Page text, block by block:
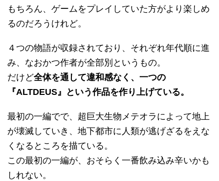
もちろん、ゲームをプレイしていた方がより楽しめ
るのだろうけれど。
４つの物語が収録されており、それぞれ年代順に進
み、なおかつ作者が全部別というもの。
だけど全体を通して違和感なく、一つの
『ALTDEUS』という作品を作り上げている。
最初の一編でで、超巨大生物メテオラによって地上
が壊滅していき、地下都市に人類が逃げざるをえな
くなるところを描ている。
この最初の一編が、おそらく一番飲み込み辛いかも
しれない。